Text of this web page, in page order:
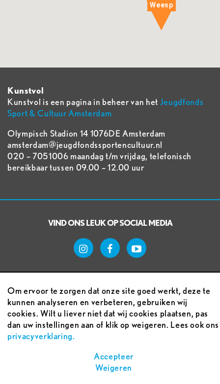
Weesp
Kunstvol
Kunstvol is een pagina in beheer van het Jeugdfonds
Sport & Cultuur Amsterdam
Olympisch Stadion 14 1076DE Amsterdam
amsterdam@jeugdfondssportencultuur.nl
020 – 7051006 maandag t/m vrijdag, telefonisch
bereikbaar tussen 09.00 – 12.00 uur
VIND ONS LEUK OP SOCIAL MEDIA
Voorwaarden
Sitemap
Om ervoor te zorgen dat onze site goed werkt, deze te
kunnen analyseren en verbeteren, gebruiken wij
cookies. Wilt u liever niet dat wij cookies plaatsen, pas
dan uw instellingen aan of klik op weigeren. Lees ook ons
privacyverklaring.
Accepteer
Weigeren